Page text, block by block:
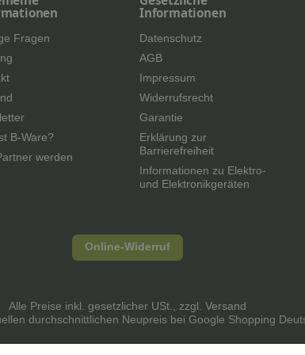
Fragen
B-Ware?
werden
Informationen
Datenschutz
AGB
Impressum
Widerrufsrecht
Garantie
Erklärung zur
Barrierefreiheit
Informationen zu Elektro-
und Elektronikgeräten
Online-Widerruf
Alle Preise inkl. gesetzlicher USt., zzgl. Versand
durchschnittlichen Neupreis bei Google Shopping